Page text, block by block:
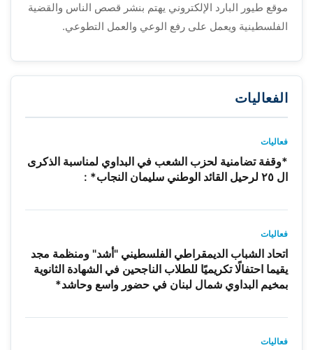
موقع طيور البارد الإلكتروني يهتم بنشر قصص الناس والقضية
الفلسطينية ويعمل على رفع الوعي والعمل التطوعي.
الفعاليات
فعاليات
*وقفة تضامنية لحزب الشعب في البداوي لمناسبة الذكرى
ال ٢٥ لرحيل القائد الوطني سليمان النجاب* :
فعاليات
اتحاد الشباب الديمقراطي الفلسطيني "أشد" ومنظمة مجد
يقيما احتفالًا تكريميًا للطلاب الناجحين في الشهادة الثانوية
بمخيم البداوي شمال لبنان في حضور واسع وحاشد*
فعاليات